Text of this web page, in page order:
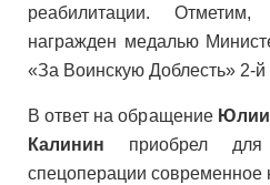
реабилитации.
награжден медалью
«За Воинскую Доблесть» 2-й
В ответ на обращение Юлии
Калинин приобрел для
спецоперации современное